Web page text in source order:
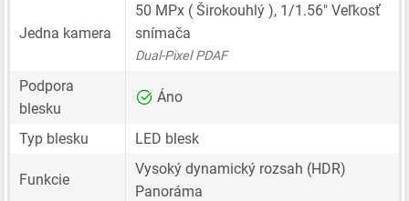
Jedna kamera
50 MPx ( Širokouhlý ), 1/1.56" Veľkosť
snímača
Dual-Pixel PDAF
Podpora
blesku
Áno
Typ blesku LED blesk
Funkcie
Vysoký dynamický rozsah (HDR)
Panoráma